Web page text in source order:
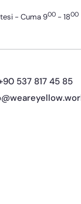
- Cuma 900- 1800
537 817 45 85